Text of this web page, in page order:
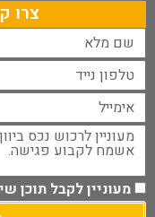
צרו
מעוניין לקבל תוכן